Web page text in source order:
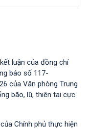
luận của đồng chí
báo số 117-
của Văn phòng Trung
bão, lũ, thiên tai cực
Chính phủ thực hiện